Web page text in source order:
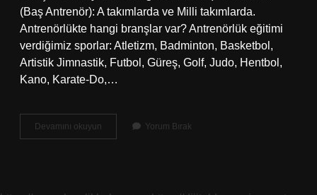
(Baş Antrenör): A takımlarda ve Milli takımlarda.
Antrenörlükte hangi branşlar var? Antrenörlük eğitimi
verdiğimiz sporlar: Atletizm, Badminton, Basketbol, ​​
Artistik Jimnastik, Futbol, ​​Güreş, Golf, Judo, Hentbol, ​​
Kano, Karate-Do,…
Devamını okuyun
Çeşit
Yorum Bırak